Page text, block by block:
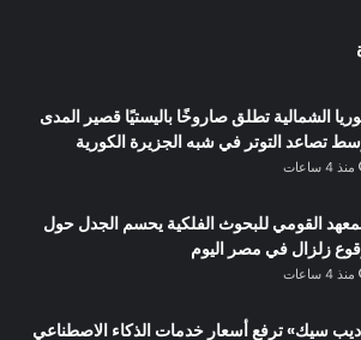
الشمالية تطلق صاروخًا باليستيًا قصير المدى
تصاعد التوتر في شبه الجزيرة الكورية
منذ 4 ساعات
القومي للبحوث الفلكية يحسم الجدل حول
زلزال في مصر اليوم
منذ 4 ساعات
سيك» ترفع أسعار خدمات الذكاء الاصطناعي